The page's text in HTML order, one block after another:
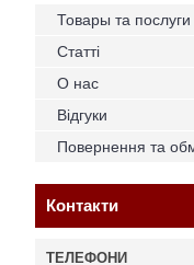
Товары та послуги
Статті
О нас
Відгуки
Повернення та
Контакти